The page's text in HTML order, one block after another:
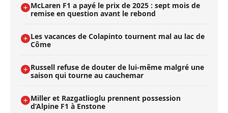
McLaren F1 a payé le prix de 2025 : sept mois de
remise en question avant le rebond
Les vacances de Colapinto tournent mal au lac de
Côme
Russell refuse de douter de lui-même malgré une
saison qui tourne au cauchemar
Miller et Razgatlioglu prennent possession
d’Alpine F1 à Enstone